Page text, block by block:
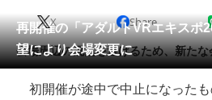
会員記事
メディア
注目記事を集めた総合ページ
再開催の「アダルトVRエキス
望により会場変更に
X Share
会場周辺の混乱を避けるため、新た
初開催が途中で中止になった